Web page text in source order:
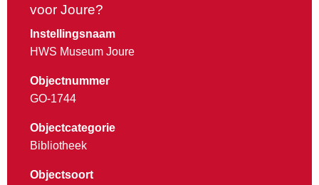
voor Joure?
Instellingsnaam
HWS Museum Joure
Objectnummer
GO-1744
Objectcategorie
Bibliotheek
Objectsoort